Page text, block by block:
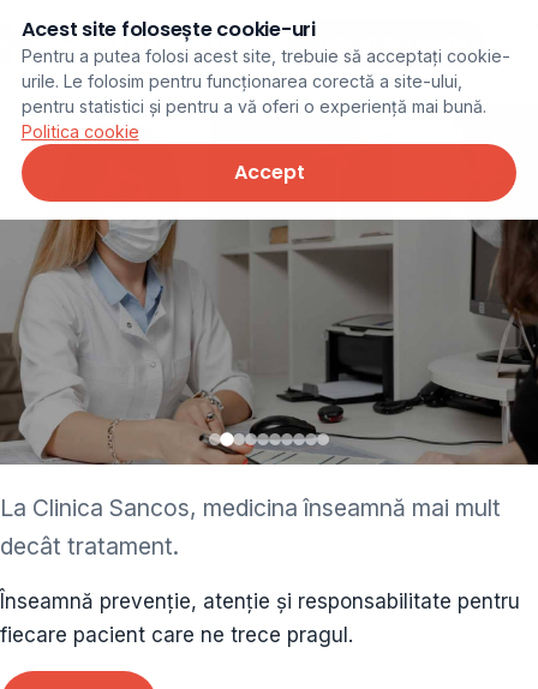
Programare online
ginecolog • cardiolog •
ORL • endocrinolog
Cât și alte specialități medicale, toate în cadrul aceleiași
Clinici
La Clinica Sancos, medicina înseamnă mai mult
decât tratament.
Înseamnă prevenție, atenție și responsabilitate pentru
fiecare pacient care ne trece pragul.
Acest site folosește cookie-uri
Pentru a putea folosi acest site, trebuie să acceptați cookie-
urile. Le folosim pentru funcționarea corectă a site-ului,
pentru statistici și pentru a vă oferi o experiență mai bună.
Politica cookie
Accept